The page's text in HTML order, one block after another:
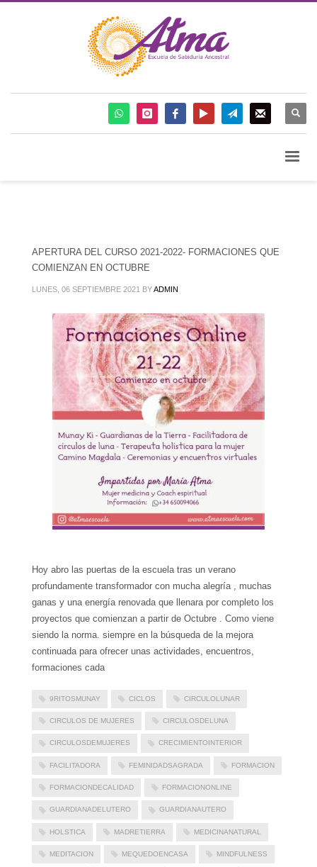
APERTURA DEL CURSO 2021-2022- FORMACIONES QUE
COMIENZAN EN OCTUBRE
LUNES, 06 SEPTIEMBRE 2021 BYADMIN
Hoy abro las puertas de la escuela tras un verano
profundamente transformador con mucha alegría , muchas
ganas y una energía renovada que llenara por completo los
proyectos que comienzan a partir de Octubre . Como viene
siendo la norma. siempre en la búsqueda de la mejora
continuada para ofrecer unas actividades, encuentros,
formaciones cada
9RITOSMUNAY CICLOS CIRCULOLUNAR
CIRCULOS DE MUJERES CIRCULOSDELUNA
CIRCULOSDEMUJERES CRECIMIENTOINTERIOR
FACILITADORA FEMINIDADSAGRADA FORMACION
FORMACIONDECALIDAD FORMACIONONLINE
GUARDIANADELUTERO GUARDIANAUTERO
HOLSTICA MADRETIERRA MEDICINANATURAL
MEDITACION MEQUEDOENCASA MINDFULNESS